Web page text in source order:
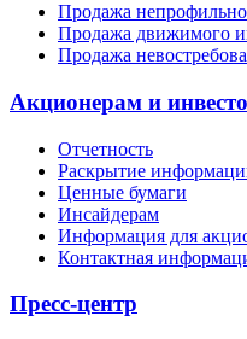
Продажа
Продажа движимого
Продажа
Акционерам и
Отчетность
Раскрытие
Ценные бумаги
Инсайдерам
Информация для
Контактная
Пресс-центр